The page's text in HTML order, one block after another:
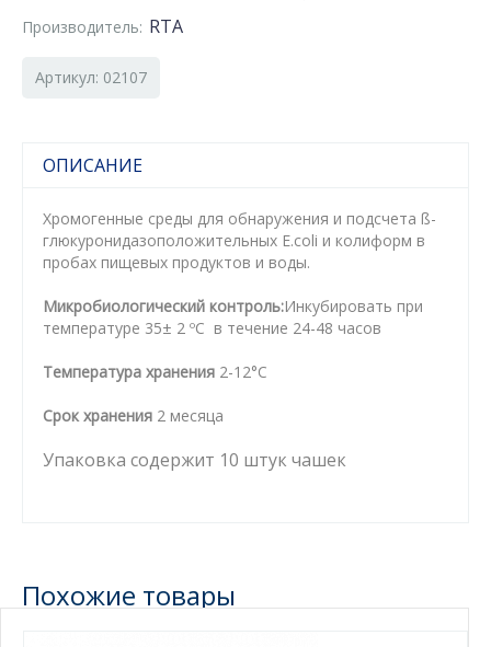
Производитель: RTA
Артикул: 02107
ОПИСАНИЕ
Хромогенные среды для обнаружения и подсчета ß-
глюкуронидазоположительных E.coli и колиформ в
пробах пищевых продуктов и воды.
Микробиологический контроль:Инкубировать при
температуре 35± 2 ºC в течение 24-48 часов
Tемпература хранения 2-12°С
Срок хранения 2 месяца
Упаковка содержит 10 штук чашек
Похожие товары